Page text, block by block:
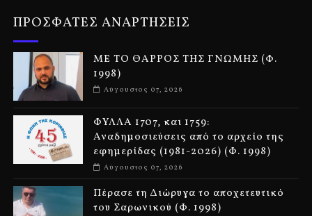
ΠΡΟΣΦΑΤΕΣ ΑΝΑΡΤΗΣΕΙΣ
ΜΕ ΤΟ ΘΑΡΡΟΣ ΤΗΣ ΓΝΩΜΗΣ (Φ.
1998)
Αύγουστος 07, 2026
ΦΥΛΛΑ 1707, και 1759:
Αναδημοσιεύσεις από το αρχείο της
εφημερίδας (1981-2026) (Φ. 1998)
Αύγουστος 07, 2026
Πέρασε τη Διώρυγα το αποχετευτικό
του Σαρωνικού (Φ. 1998)